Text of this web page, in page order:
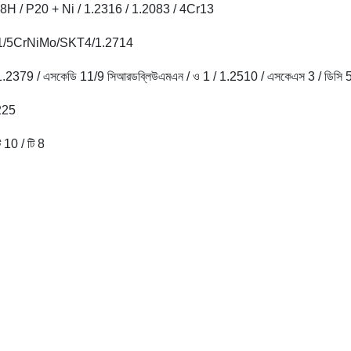
/ P20 + Ni / 1.2316 / 1.2083 / 4Cr13
5CrNiMo/SKT4/1.2714
/ এসকেডি 11/9 সিআরডব্লিউএমএন / ও 1 / 1.2510 / এসকেএস 3 / ডিসি
​​/ টি 8